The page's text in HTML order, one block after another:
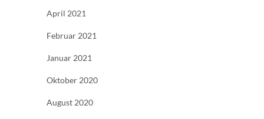
April 2021
Februar 2021
Januar 2021
Oktober 2020
August 2020